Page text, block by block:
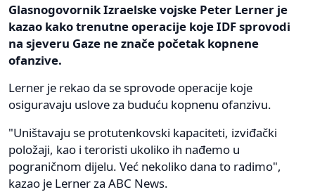
Glasnogovornik Izraelske vojske Peter Lerner je
kazao kako trenutne operacije koje IDF sprovodi
na sjeveru Gaze ne znače početak kopnene
ofanzive.
Lerner je rekao da se sprovode operacije koje
osiguravaju uslove za buduću kopnenu ofanzivu.
"Uništavaju se protutenkovski kapaciteti, izviđački
položaji, kao i teroristi ukoliko ih nađemo u
pograničnom dijelu. Već nekoliko dana to radimo",
kazao je Lerner za ABC News.